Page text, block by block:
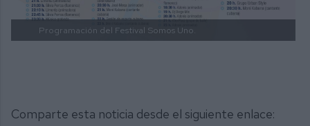
Programación del Festival Somos Uno.
Comparte esta noticia desde el siguiente enlace: